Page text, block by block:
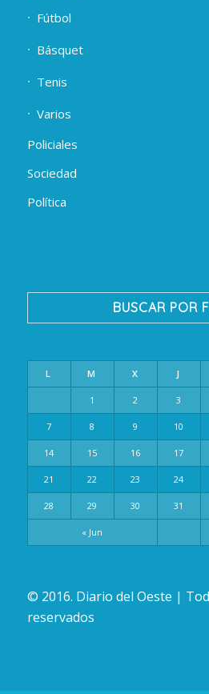
Fútbol
Básquet
Tenis
Varios
Policiales
Sociedad
Política
BUSCAR POR
L M X J
« Jun
1 2 3
7 8 9 10
14 15 16 17
21 22 23 24
28 29 30 31
© 2016. Diario del Oeste |
reservados